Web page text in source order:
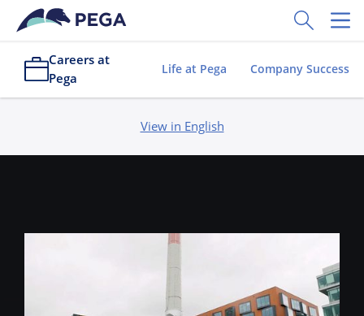
Skip to main content
Toggle
Careers at
Pega
Life at Pega Company Success
View in English